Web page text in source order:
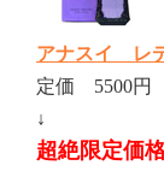
アナスイ レ
定価 5500円
↓
超絶限定価